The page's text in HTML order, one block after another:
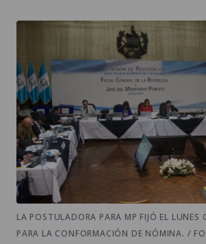
LA POSTULADORA PARA MP FIJÓ EL LUNES
PARA LA CONFORMACIÓN DE NÓMINA. /